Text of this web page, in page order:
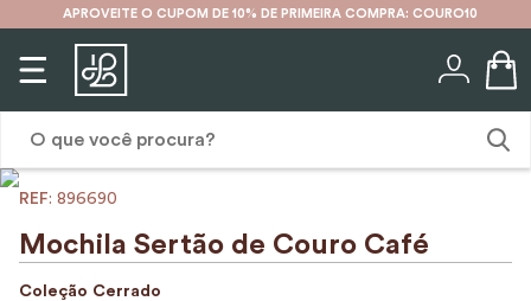
APROVEITE O CUPOM DE 10% DE PRIMEIRA COMPRA: COURO10
: 896690
Mochila Sertão de Couro Café
Coleção Cerrado
karina